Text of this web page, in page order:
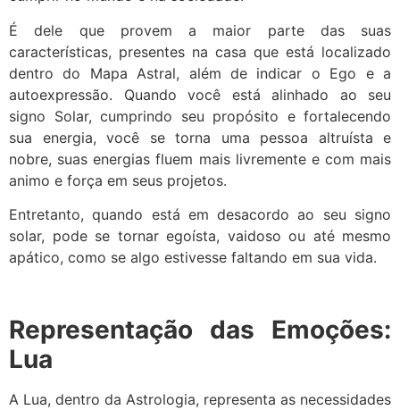
É dele que provem a maior parte das suas
características, presentes na casa que está localizado
dentro do Mapa Astral, além de indicar o Ego e a
autoexpressão. Quando você está alinhado ao seu
signo Solar, cumprindo seu propósito e fortalecendo
sua energia, você se torna uma pessoa altruísta e
nobre, suas energias fluem mais livremente e com mais
animo e força em seus projetos.
Entretanto, quando está em desacordo ao seu signo
solar, pode se tornar egoísta, vaidoso ou até mesmo
apático, como se algo estivesse faltando em sua vida.
Representação das Emoções:
Lua
A Lua, dentro da Astrologia, representa as necessidades